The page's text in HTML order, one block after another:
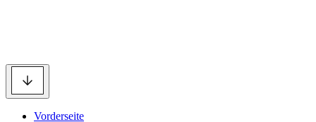
Vorderseite